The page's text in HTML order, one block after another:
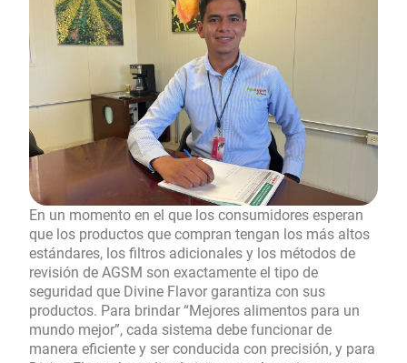
En un momento en el que los consumidores esperan
que los productos que compran tengan los más altos
estándares, los filtros adicionales y los métodos de
revisión de AGSM son exactamente el tipo de
seguridad que Divine Flavor garantiza con sus
productos. Para brindar “Mejores alimentos para un
mundo mejor”, cada sistema debe funcionar de
manera eficiente y ser conducida con precisión, y para